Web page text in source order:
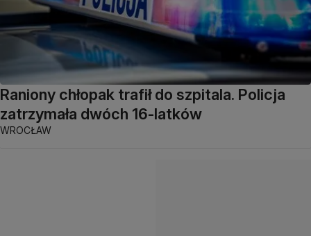
Raniony chłopak trafił do szpitala. Policja
zatrzymała dwóch 16-latków
WROCŁAW